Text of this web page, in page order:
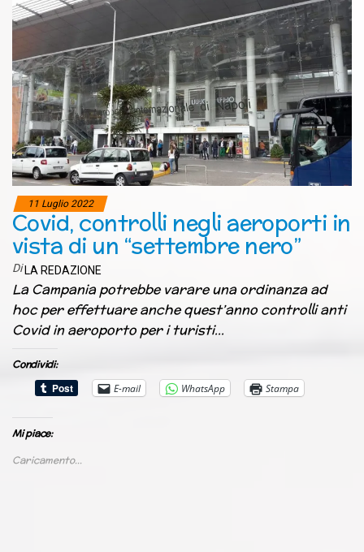
11 Luglio 2022
Covid, controlli negli aeroporti in
vista di un “settembre nero”
Di LA REDAZIONE
La Campania potrebbe varare una ordinanza ad
hoc per effettuare anche quest’anno controlli anti
Covid in aeroporto per i turisti…
Condividi:
E-mail
WhatsApp Stampa
Mi piace:
Caricamento...